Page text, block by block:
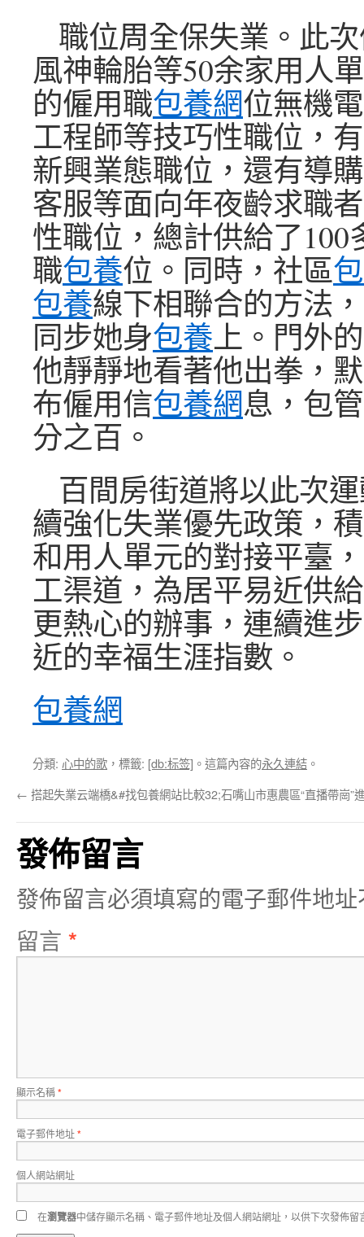
職位周全保失業。此
風神輪胎等50余家用人
的僱用職包養網位無機
工程師等技巧性職位，
新興業態職位，還有導
客服等面向年夜齡求職
性職位，總計供給了100
職包養位。同時，社區
包養線下相聯合的方法
同步她身包養上。門外
他靜靜地看著他出拳，
布僱用信包養網息，包
分之百。
百間房街道將以此次
續強化失業優先政策，
和用人單元的對接平臺
工渠道，為居平易近供
更熱心的辦事，連續進
近的幸福生涯指數。
包養網
分類: 心中的歌 ，標籤: [db:标签] 。這篇內容的永久連結 。
← 搭起失業云端橋&#找包養網站比較32;石嘴山市惠農區“直播帶崗”
發佈留言
發佈留言必須填寫的電子郵件地
留言 *
顯示名稱*
電子郵件地址*
個人網站網址
在瀏覽器中儲存顯示名稱、電子郵件地址及個人網站網址，以供下次發佈留